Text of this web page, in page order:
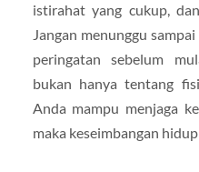
istirahat yang cukup,
Jangan menunggu
peringatan sebelum
bukan hanya tentang
Anda mampu menjaga
maka keseimbangan